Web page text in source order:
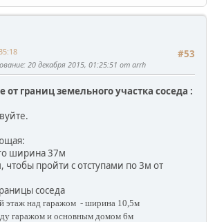
#53
: 20 декабря 2015, 01:25:51 от arrh
от границ земельного участка соседа :
ширина 37м
чтобы пройти с отступами по 3м от
соседа
этаж над гаражом - ширина 10,5м
гаражом и основным домом 6м